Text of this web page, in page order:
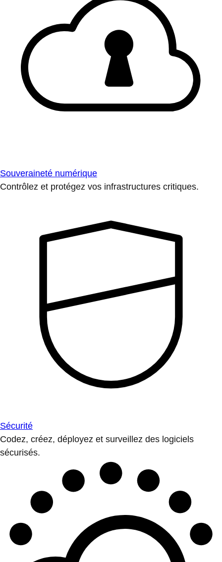
Souveraineté numérique
Contrôlez et protégez vos infrastructures critiques.
Sécurité
Codez, créez, déployez et surveillez des logiciels
sécurisés.